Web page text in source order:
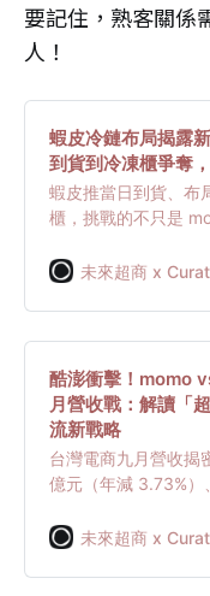
要記住，熟客關係
人！
蝦皮冷鏈布局揭露
到貨到冷凍櫃爭奪
蝦皮推當日到貨、布
櫃，挑戰的不只是
市的冷鏈市場。當冷
戰正悄然開打。
未來超商 x
酷澎衝擊！momo
月營收戰：解讀「
流新戰略
台灣電商九月營收揭
億元（年減 3.73%）
深度解析 PChome 與
何透過整合物流網絡
未來超商 x